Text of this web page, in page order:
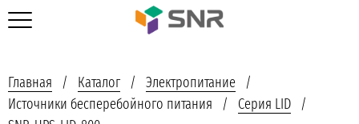
Главная Каталог
Электропитание
Источники бесперебойного питания
Серия LID